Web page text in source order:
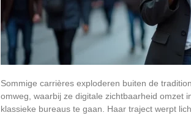
Sommige carrières exploderen buiten de
omweg, waarbij ze digitale zichtbaarheid omzet
klassieke bureaus te gaan. Haar traject werpt